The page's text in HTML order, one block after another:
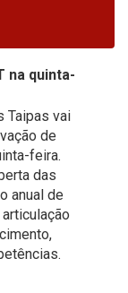
na quinta-
Taipas vai
de
feira.
das
anual de